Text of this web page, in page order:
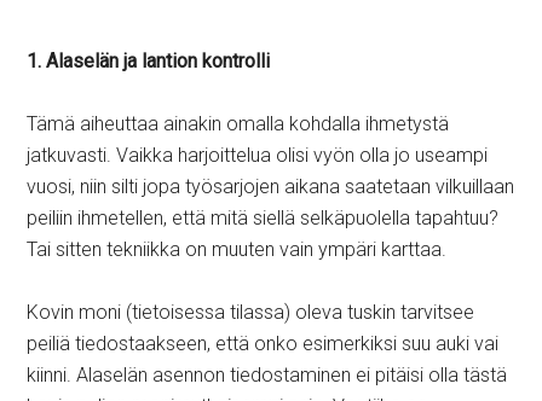
1. Alaselän ja lantion kontrolli
Tämä aiheuttaa ainakin omalla kohdalla ihmetystä
jatkuvasti. Vaikka harjoittelua olisi vyön olla jo useampi
vuosi, niin silti jopa työsarjojen aikana saatetaan vilkuillaan
peiliin ihmetellen, että mitä siellä selkäpuolella tapahtuu?
Tai sitten tekniikka on muuten vain ympäri karttaa.
Kovin moni (tietoisessa tilassa) oleva tuskin tarvitsee
peiliä tiedostaakseen, että onko esimerkiksi suu auki vai
kiinni. Alaselän asennon tiedostaminen ei pitäisi olla tästä